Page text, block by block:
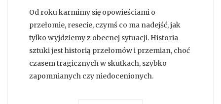
Od roku karmimy się opowieściami o
przełomie, resecie, czymś co ma nadejść, jak
tylko wyjdziemy z obecnej sytuacji. Historia
sztuki jest historią przełomów i przemian, choć
czasem tragicznych w skutkach, szybko
zapomnianych czy niedocenionych.